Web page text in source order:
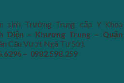
sinh Trường Trung cấp Y Khoa
Diện – Khương Trung – Quận
Cầu Vượt Ngã Tư Sở).
– 0982.598.259